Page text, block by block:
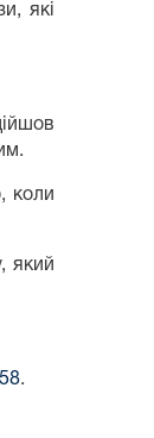
які
коли
який
.